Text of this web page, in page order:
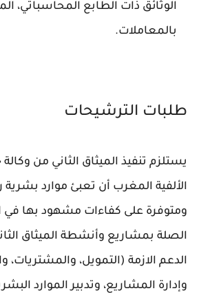
الوثائق ذات الطابع المحاسباتي،
بالمعاملات.
طلبات الترشيحات
يستلزم تنفيذ الميثاق الثاني من
الألفية المغرب أن تعبئ موارد بشرية
ومتوفرة على كفاءات مشهود بها في
الصلة بمشاريع وأنشطة الميثاق
الدعم الازمة (التمويل، والمشتريات،
وإدارة المشاريع، وتدبير الموارد